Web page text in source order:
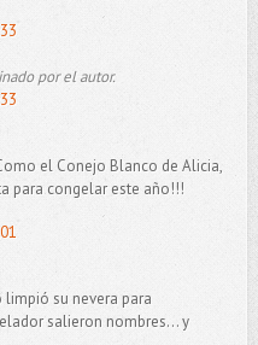
por el autor.
el Conejo Blanco de Alicia,
para congelar este año!!!
su nevera para
salieron nombres... y